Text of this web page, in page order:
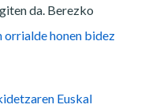
da. Berezko
orrialde honen bidez
Euskal